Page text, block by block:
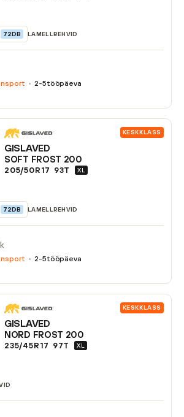
72DB LAMELLREHVID
2-5tööpäeva
KESKKLASS
GISLAVED
SOFT FROST 200
205/50R17 93T XL
72DB LAMELLREHVID
2-5tööpäeva
KESKKLASS
GISLAVED
NORD FROST 200
235/45R17 97T XL